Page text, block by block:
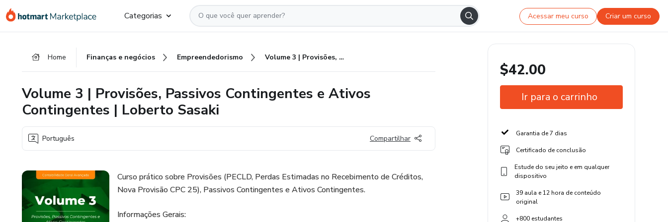
para
para
para
Categorias Acessar meu curso Criar um curso
Home Finanças e negócios Empreendedorismo Volume 3 | Provisões, Passivos Contingentes e Ativos Contingentes | Loberto Sasaki
Volume 3 | Provisões, Passivos Contingentes e Ativos
Contingentes | Loberto Sasaki
Português Compartilhar
Curso prático sobre Provisões (PECLD, Perdas Estimadas no Recebimento de Créditos,
Nova Provisão CPC 25), Passivos Contingentes e Ativos Contingentes.
Informações Gerais:
$42.00
Ir para o carrinho
Garantia de 7 dias
Certificado de conclusão
Estude do seu jeito e em qualquer
dispositivo
39 aula e 12 hora de conteúdo
original
+800 estudantes